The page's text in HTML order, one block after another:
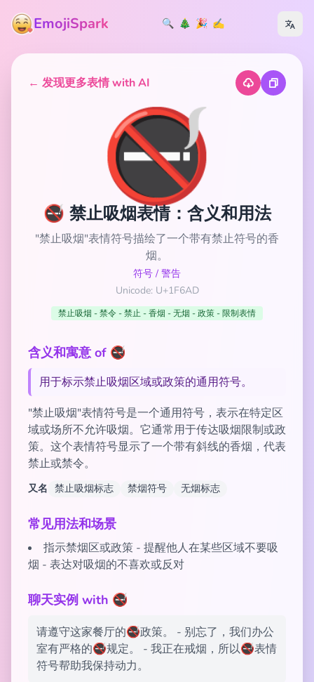
EmojiSpark 🔍 🎄 🎉 ✍️
← 发现更多表情 with AI
🚭
🚭 禁止吸烟表情：含义和用法
"禁止吸烟"表情符号描绘了一个带有禁止符号的香
烟。
符号 / 警告
Unicode: U+1F6AD
禁止吸烟 - 禁令 - 禁止 - 香烟 - 无烟 - 政策 - 限制表情
含义和寓意 of 🚭
用于标示禁止吸烟区域或政策的通用符号。
"禁止吸烟"表情符号是一个通用符号，表示在特定区
域或场所不允许吸烟。它通常用于传达吸烟限制或政
策。这个表情符号显示了一个带有斜线的香烟，代表
禁止或禁令。
又名 禁止吸烟标志 禁烟符号 无烟标志
常见用法和场景
指示禁烟区或政策 - 提醒他人在某些区域不要吸
烟 - 表达对吸烟的不喜欢或反对
聊天实例 with 🚭
请遵守这家餐厅的🚭政策。 - 别忘了，我们办公
室有严格的🚭规定。 - 我正在戒烟，所以🚭表情
符号帮助我保持动力。